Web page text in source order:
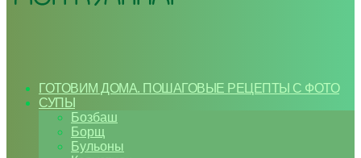
ГОТОВИМ ДОМА. ПОШАГОВЫЕ РЕЦЕПТЫ С ФОТО
СУПЫ
Бозбаш
Борщ
Бульоны